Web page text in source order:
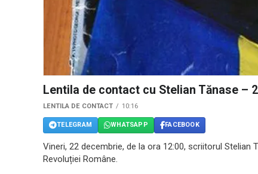
Lentila de contact cu Stelian Tănase –
LENTILA DE CONTACT 10:16
TELEGRAM WHATSAPP FACEBOOK
Vineri, 22 decembrie, de la ora 12:00, scriitorul Stelian
Revoluției Române.